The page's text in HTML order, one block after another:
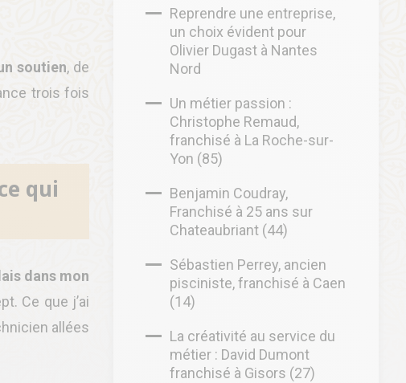
soutien, de
trois fois
qui
dans mon
Ce que j’ai
allées
Reprendre une entreprise,
un choix évident pour
Olivier Dugast à Nantes
Nord
Un métier passion :
Christophe Remaud,
franchisé à La Roche-sur-
Yon (85)
Benjamin Coudray,
Franchisé à 25 ans sur
Chateaubriant (44)
Sébastien Perrey, ancien
pisciniste, franchisé à Caen
(14)
La créativité au service du
métier : David Dumont
franchisé à Gisors (27)